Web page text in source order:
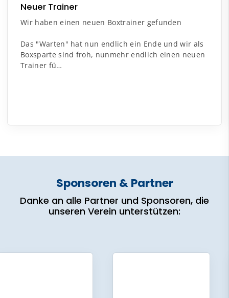
Neuer Trainer
Wir haben einen neuen Boxtrainer gefunden
Das "Warten" hat nun endlich ein Ende und wir als
Boxsparte sind froh, nunmehr endlich einen neuen
Trainer fü…
Sponsoren & Partner
Danke an alle Partner und Sponsoren, die
unseren Verein unterstützen: